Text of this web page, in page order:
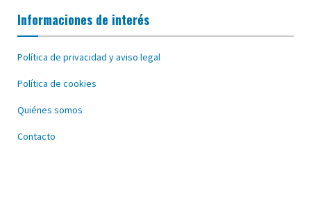
Informaciones de interés
Política de privacidad y aviso legal
Política de cookies
Quiénes somos
Contacto